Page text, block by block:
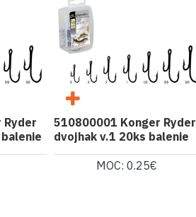
Ryder
510800001 Konger Ryder
dvojhak v.1 20ks balenie
MOC: 0.25€